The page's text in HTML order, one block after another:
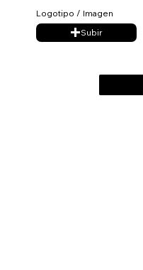
Logotipo / Imagen
Subir